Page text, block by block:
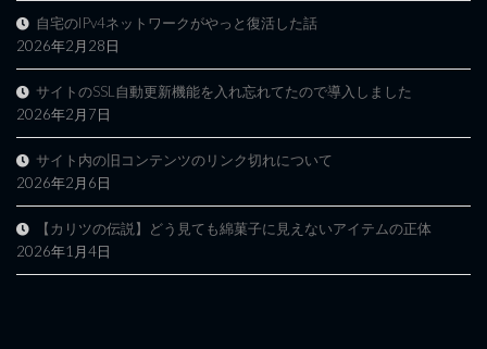
自宅のIPv4ネットワークがやっと復活した話
2026年2月28日
サイトのSSL自動更新機能を入れ忘れてたので導入しました
2026年2月7日
サイト内の旧コンテンツのリンク切れについて
2026年2月6日
【カリツの伝説】どう見ても綿菓子に見えないアイテムの正体
2026年1月4日